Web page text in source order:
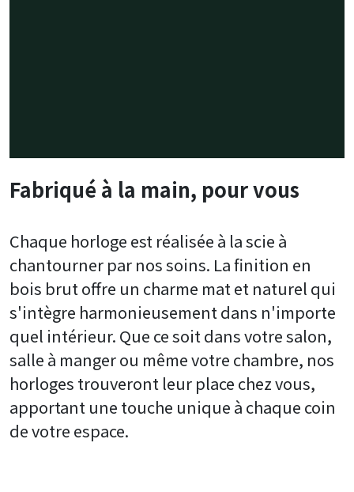
Fabriqué à la main, pour vous
Chaque horloge est réalisée à la scie à
chantourner par nos soins. La finition en
bois brut offre un charme mat et naturel qui
s'intègre harmonieusement dans n'importe
quel intérieur. Que ce soit dans votre salon,
salle à manger ou même votre chambre, nos
horloges trouveront leur place chez vous,
apportant une touche unique à chaque coin
de votre espace.